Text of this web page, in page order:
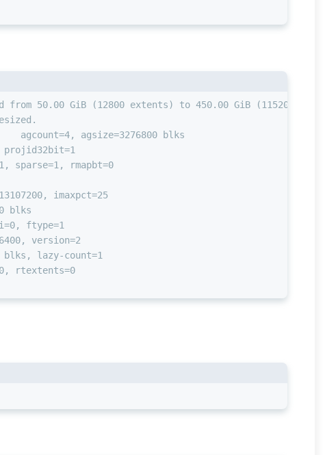
from 50.00 GiB (12800 extents) to 450.00 GiB (115200
agcount=4, agsize=3276800 blks
sparse=1, rmapbt=0
imaxpct=25
blks
ftype=1
version=2
lazy-count=1
rtextents=0